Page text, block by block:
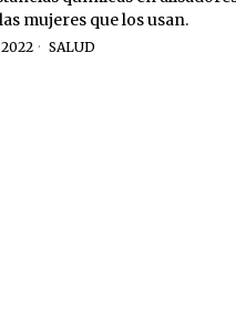
mujeres que los usan.
2022 SALUD